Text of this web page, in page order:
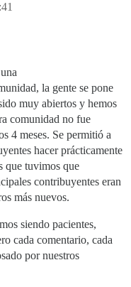
la gente se pone
muy abiertos y hemos
comunidad no fue
4 meses. Se permitió a
hacer prácticamente
que tuvimos que
contribuyentes eran
más nuevos.
siendo pacientes,
cada comentario, cada
por nuestros